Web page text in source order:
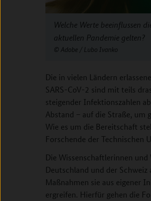
Welche Werte beeinflussen
aktuellen Pandemie gelten?
Adobe / Lubo Ivanko
Die in vielen Ländern
SARS-CoV-2 sind mit teils
steigender Infektionszahlen
Abstand – auf die Straße, um
Wie es um die Bereitschaft
Forschende der Technischen
Die Wissenschaftlerinnen
Deutschland und der
Maßnahmen sie aus eigener
ergreifen. Hierfür gehen die